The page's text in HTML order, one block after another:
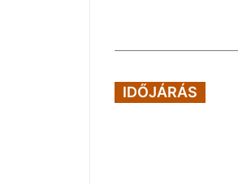
IDŐJÁRÁS